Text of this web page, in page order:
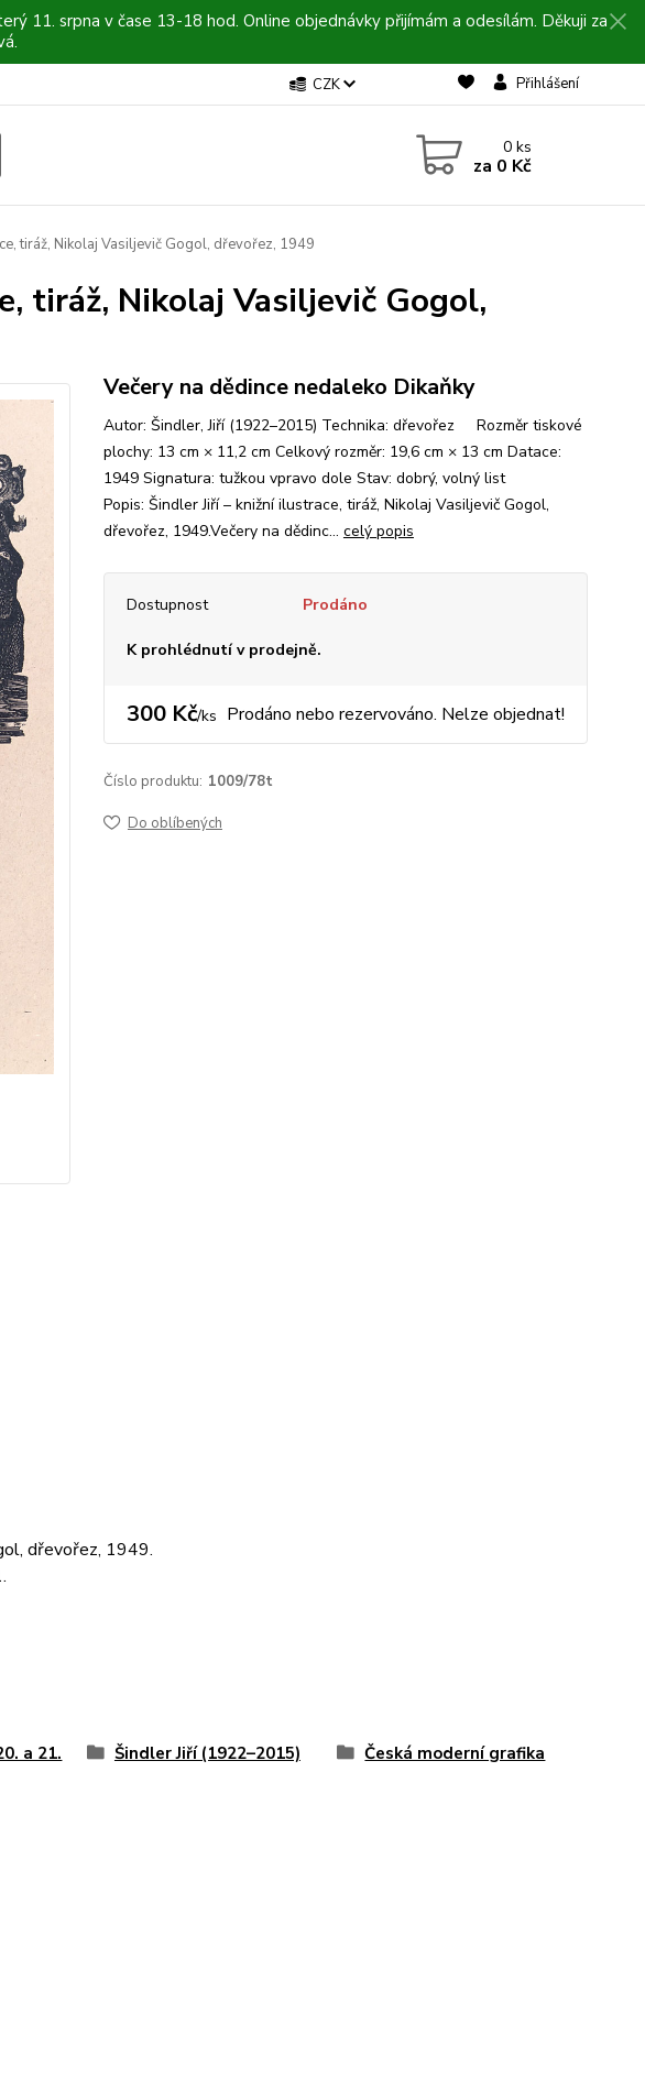
11. srpna v čase 13-18 hod. Online objednávky přijímám a odesílám. Děkuji za
CZK Přihlášení
0ks
za 0 Kč
tiráž, Nikolaj Vasiljevič Gogol, dřevořez, 1949
tiráž, Nikolaj Vasiljevič Gogol,
Večery na dědince nedaleko Dikaňky
Autor: Šindler, Jiří (1922–2015) Technika: dřevořez Rozměr tiskové
plochy: 13 cm × 11,2 cm Celkový rozměr: 19,6 cm × 13 cm Datace:
1949 Signatura: tužkou vpravo dole Stav: dobrý, volný list
Popis: Šindler Jiří – knižní ilustrace, tiráž, Nikolaj Vasiljevič Gogol,
dřevořez, 1949.Večery na dědinc... celý popis
Dostupnost Prodáno
K prohlédnutí v prodejně.
300 Kč/ks Prodáno nebo rezervováno. Nelze objednat!
Číslo produktu: 1009/78t
Do oblíbených
dřevořez, 1949.
a 21.
Šindler Jiří (1922–2015) Česká moderní grafika